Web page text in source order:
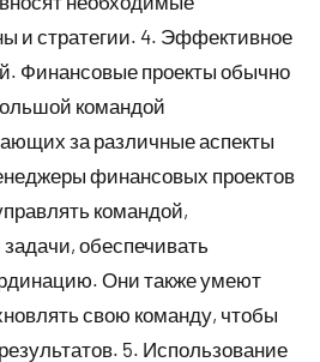
и стратегии. 4. Эффективное
Финансовые проекты обычно
командой
за различные аспекты
финансовых проектов
командой,
обеспечивать
Они также умеют
свою команду, чтобы
5. Использование